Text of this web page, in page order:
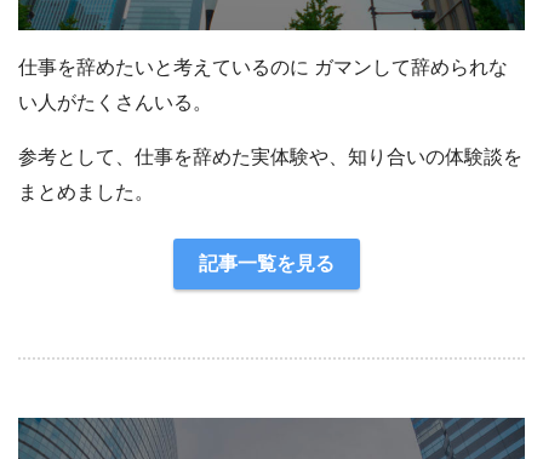
仕事を辞めたいと考えているのに ガマンして辞められな
い人がたくさんいる。
参考として、仕事を辞めた実体験や、知り合いの体験談を
まとめました。
記事一覧を見る